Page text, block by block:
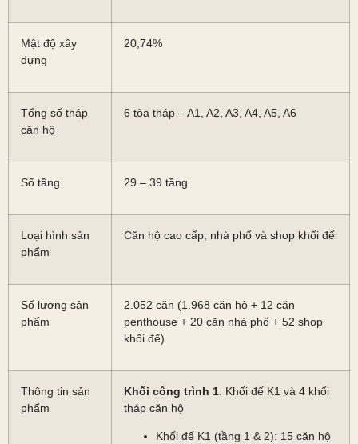
Mật độ xây
dựng
20,74%
Tổng số tháp
căn hộ
6 tòa tháp – A1, A2, A3, A4, A5, A6
Số tầng 29 – 39 tầng
Loại hình sản
phẩm
Căn hộ cao cấp, nhà phố và shop khối đế
Số lượng sản
phẩm
2.052 căn (1.968 căn hộ + 12 căn
penthouse + 20 căn nhà phố + 52 shop
khối đế)
Thông tin sản
phẩm
Khối công trình 1: Khối đế K1 và 4 khối
tháp căn hộ
Khối đế K1 (tầng 1 & 2): 15 căn hộ